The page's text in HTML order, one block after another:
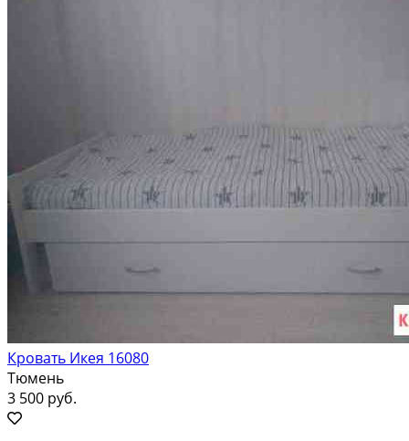
Кровать Икея 16080
Тюмень
3 500 руб.